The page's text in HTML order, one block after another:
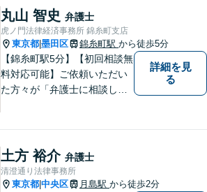
丸山 智史 弁護士
虎ノ門法律経済事務所 錦糸町支店
東京都 墨田区 錦糸町駅 から徒歩5分
【錦糸町駅5分】【初回相談無
料対応可能】ご依頼いただい
た方々が「弁護士に相談して
合います。お金にまつわるト
ラブルや終活に関するお悩み
もお気軽にご相談ください。
詳細を見
る
土方 裕介 弁護士
清澄通り法律事務所
東京都 中央区 月島駅 から徒歩2分